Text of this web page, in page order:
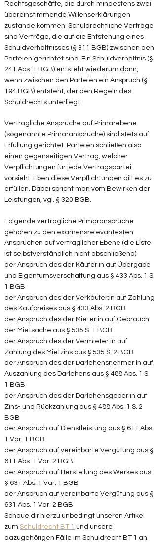
Rechtsgeschäfte, die durch mindestens zwei
übereinstimmende Willenserklärungen
zustande kommen. Schuldrechtliche Verträge
sind Verträge, die auf die Entstehung eines
Schuldverhältnisses (§ 311 BGB) zwischen den
Parteien gerichtet sind. Ein Schuldverhältnis (§
241 Abs. 1 BGB) entsteht wiederum dann,
wenn zwischen den Parteien ein Anspruch (§
194 BGB) entsteht, der den Regeln des
Schuldrechts unterliegt.
Vertragliche Ansprüche auf Primärebene
(sogenannte Primäransprüche) sind stets auf
Erfüllung gerichtet. Parteien schließen also
einen gegenseitigen Vertrag, welcher
Verpflichtungen für jede Vertragspartei
vorsieht. Eben diese Verpflichtungen gilt es zu
erfüllen. Dabei spricht man vom Bewirken der
Leistungen, vgl. § 320 BGB.
Folgende vertragliche Primäransprüche
gehören zu den examensrelevantesten
Ansprüchen auf vertraglicher Ebene (die Liste
ist selbstverständlich nicht abschließend):
der Anspruch des:der Käufer:in auf Übergabe
und Eigentumsverschaffung aus § 433 Abs. 1 S.
1 BGB
der Anspruch des:der Verkäufer:in auf Zahlung
des Kaufpreises aus § 433 Abs. 2 BGB
der Anspruch des:der Mieter:in auf Gebrauch
der Mietsache aus § 535 S. 1 BGB
der Anspruch des:der Vermieter:in auf
Zahlung des Mietzins aus § 535 S. 2 BGB
der Anspruch des:der Darlehensnehmer:in auf
Auszahlung des Darlehens aus § 488 Abs. 1 S.
1 BGB
der Anspruch des:der Darlehensgeber:in auf
Zins- und Rückzahlung aus § 488 Abs. 1 S. 2
BGB
der Anspruch auf Dienstleistung aus § 611 Abs.
1 Var. 1 BGB
der Anspruch auf vereinbarte Vergütung aus §
611 Abs. 1 Var. 2 BGB
der Anspruch auf Herstellung des Werkes aus
§ 631 Abs. 1 Var. 1 BGB
der Anspruch auf vereinbarte Vergütung aus §
631 Abs. 1 Var. 2 BGB
Schaue dir hierzu unbedingt unseren Artikel
zum Schuldrecht BT 1 und unsere
dazugehörigen Fälle im Schuldrecht BT 1 an.